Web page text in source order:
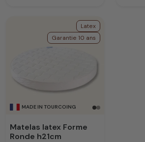
MADE IN TOURCOING
Latex
Garantie 10 ans
Matelas latex Forme
Ronde h21cm